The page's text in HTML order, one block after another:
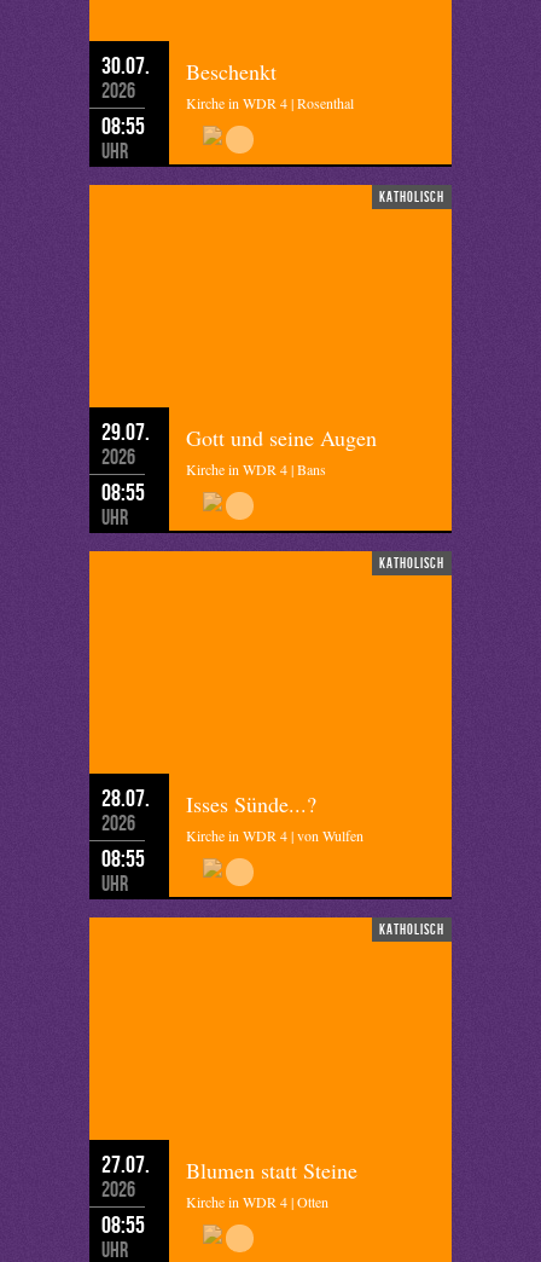
30.07.
2026
08:55
Uhr
Beschenkt
Kirche in WDR 4 | Rosenthal
katholisch
29.07.
2026
08:55
Uhr
Gott und seine Augen
Kirche in WDR 4 | Bans
katholisch
28.07.
2026
08:55
Uhr
Isses Sünde...?
Kirche in WDR 4 | von Wulfen
katholisch
27.07.
2026
08:55
Uhr
Blumen statt Steine
Kirche in WDR 4 | Otten